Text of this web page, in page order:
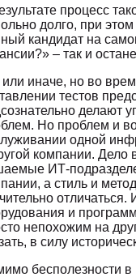
процесс
долго, при
кандидат на
– так и
или иначе, но во
тестов
делают
Но проблем и
одной
компании. Дело
ИТ-
а стиль и
и
непохожим на
в силу
бесполезности в